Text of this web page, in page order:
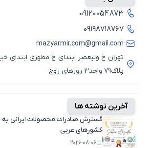
09120054873
09198718767
mazyarmir.com@gmail.com
تهران خ ولیعصر ابتدای خ مطهری ابتدای
آخرین نوشته ها
کشورهای عربی
2026-08-06